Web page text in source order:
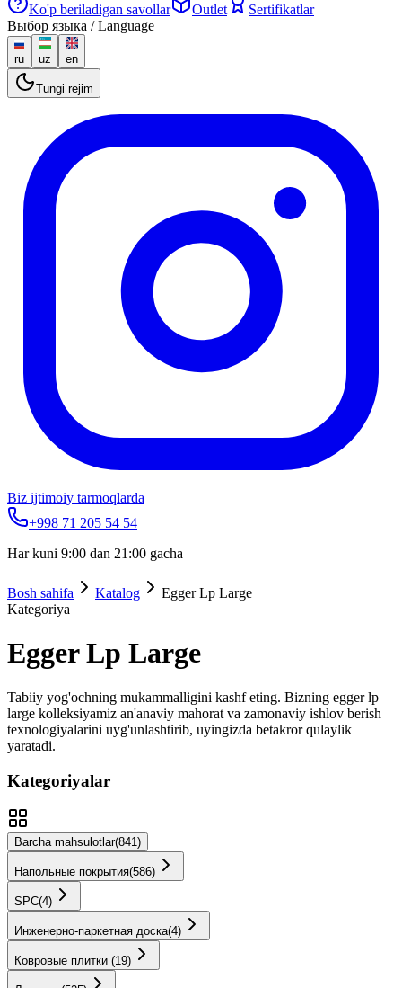
Ko'p beriladigan savollar
Outlet
Sertifikatlar
Выбор языка / Language
ru uz en
Tungi rejim
Biz ijtimoiy tarmoqlarda
+998 71 205 54 54
Har kuni 9:00 dan 21:00 gacha
Bosh sahifa Katalog
Egger Lp Large
Kategoriya
Egger Lp Large
Tabiiy yog'ochning mukammalligini kashf eting. Bizning egger lp
large kolleksiyamiz an'anaviy mahorat va zamonaviy ishlov berish
texnologiyalarini uyg'unlashtirib, uyingizda betakror qulaylik
yaratadi.
Kategoriyalar
Barcha mahsulotlar(841)
Напольные покрытия(586)
SPС(4)
Инженерно-паркетная доска(4)
Ковровые плитки (19)